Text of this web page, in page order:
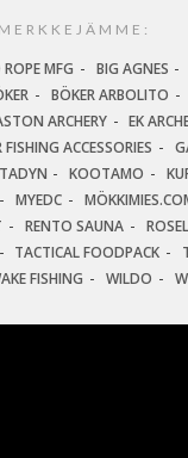
MFG BIG AGNES
BÖKER ARBOLITO
ARCHERY EK
FISHING ACCESSORIES
KOOTAMO
MYEDC
RENTO SAUNA
TACTICAL FOODPACK
FISHING WILDO